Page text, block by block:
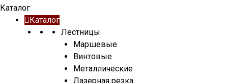
Каталог
Каталог
Лестницы
Маршевые
Винтовые
Металлические
Лазерная резка